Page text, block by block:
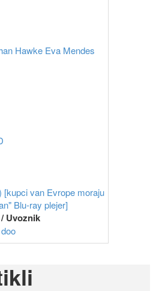
Hawke Eva Mendes
[kupci van Evrope moraju
Blu-ray plejer]
Uvoznik